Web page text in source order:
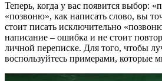
Теперь, когда у вас появится выбор:
«позвоню», как написать слово, вы
стоит писать исключительно
написание – ошибка и не стоит
личной переписке. Для того, чтобы
воспользуйтесь примерами, которые